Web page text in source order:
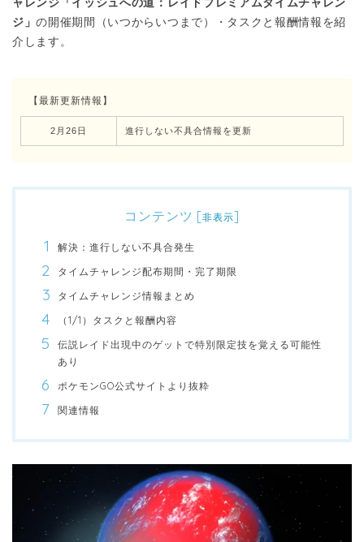
ャレンジ「イッシュへの道：レイドプレミアムタイムチャレン
ジ」の開催期間（いつからいつまで）・タスクと報酬情報を紹
介します。
【最新更新情報】
2月26日 進行しない不具合情報を更新
コンテンツ [非表示]
解決：進行しない不具合発生
タイムチャレンジ配布期間・完了期限
タイムチャレンジ情報まとめ
（1/1）タスクと報酬内容
伝説レイド出現中のゲットで特別限定技を覚える可能性
あり
ポケモンGO公式サイトより抜粋
関連情報